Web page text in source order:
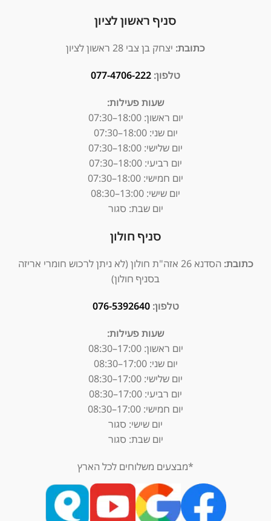
סניף ראשון לציון
כתובת: יצחק בן צבי 28 ראשון לציון
טלפון: 077-4706-222
שעות פעילות:
יום ראשון:18:00–07:30
יום שני: 18:00–07:30
יום שלישי: 18:00–07:30
יום רביעי: 18:00–07:30
יום חמישי: 18:00–07:30
יום שישי: 13:00–08:30
יום שבת: סגור
סניף חולון
כתובת:
הסדנא 26 אזה"ת חולון (לא ניתן לרכוש חומרי אריזה
בסניף חולון)
טלפון: 076-5392640
שעות פעילות:
יום ראשון: 17:00–08:30
יום שני: 17:00–08:30
יום שלישי: 17:00–08:30
יום רביעי: 17:00–08:30
יום חמישי: 17:00–08:30
יום שישי: סגור
יום שבת: סגור
*מבצעים משלוחים לכל הארץ